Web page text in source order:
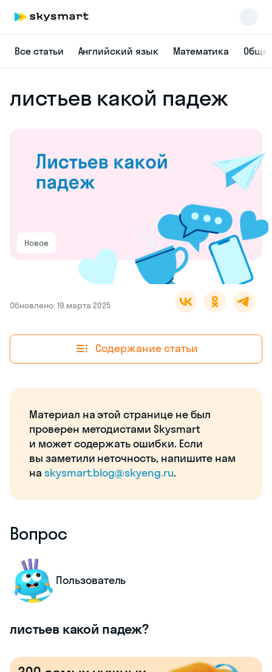
Все статьи Английский язык Математика
листьев какой падеж
Новое
Обновлено: 19 марта 2025
Содержание статьи
Материал на этой странице не был
проверен методистами Skysmart
и может содержать ошибки. Если
вы заметили неточность, напишите нам
на skysmart.blog@skyeng.ru.
Вопрос
Пользователь
листьев какой падеж?